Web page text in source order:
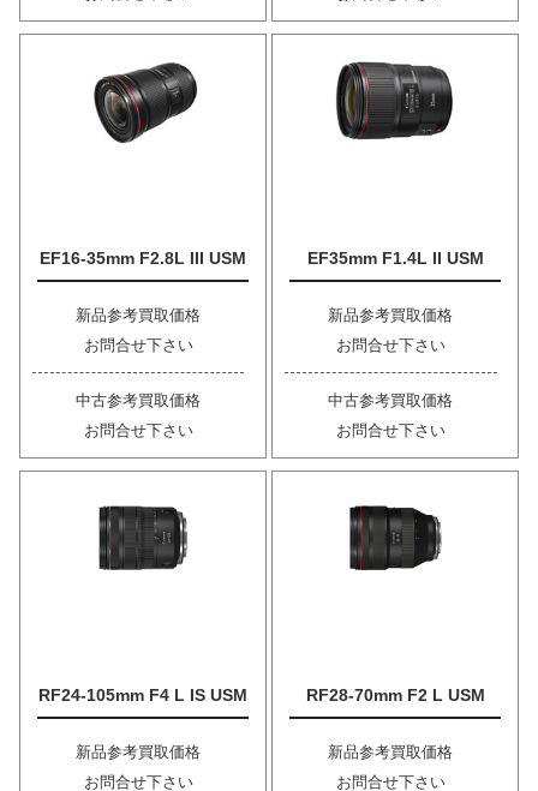
EF16-35mm F2.8L III USM
新品参考買取価格
お問合せ下さい
中古参考買取価格
お問合せ下さい
EF35mm F1.4L II USM
新品参考買取価格
お問合せ下さい
中古参考買取価格
お問合せ下さい
RF24-105mm F4 L IS USM
新品参考買取価格
お問合せ下さい
RF28-70mm F2 L USM
新品参考買取価格
お問合せ下さい